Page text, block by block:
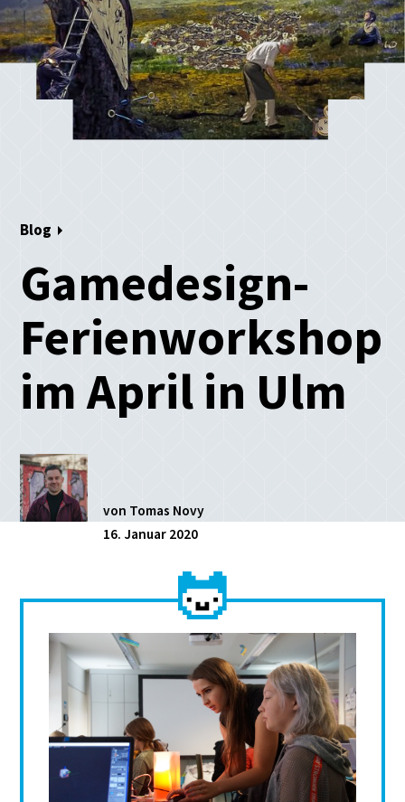
Blog
Gamedesign-
Ferienworkshop
im April in Ulm
von Tomas Novy
16. Januar 2020